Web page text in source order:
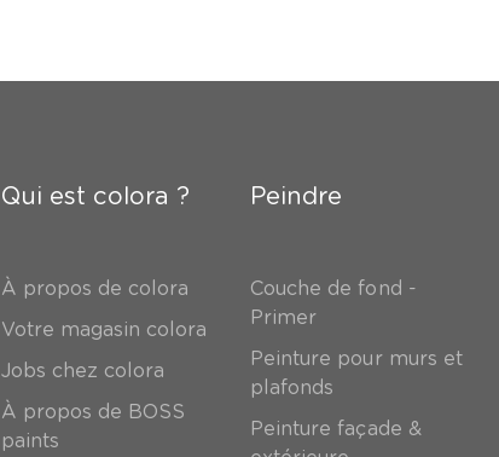
Qui est colora ?
À propos de colora
Votre magasin colora
Jobs chez colora
À propos de BOSS
paints
Peindre
Couche de fond -
Primer
Peinture pour murs et
plafonds
Peinture façade &